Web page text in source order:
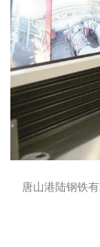
唐山港陆钢铁